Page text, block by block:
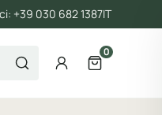
+39 030 682 1387IT
AccountApri il
0